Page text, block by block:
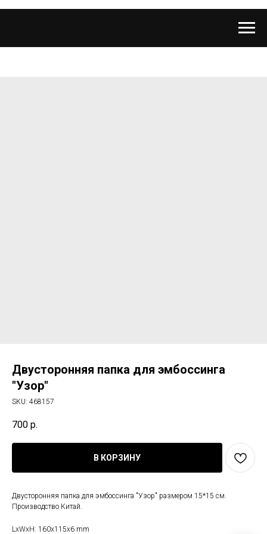
Двусторонняя папка для эмбоссинга
"Узор"
SKU: 468157
700 р.
В КОРЗИНУ
Двусторонняя папка для эмбоссинга "Узор" размером 15*15 см.
Производство Китай.
LxWxH: 160x115x6 mm